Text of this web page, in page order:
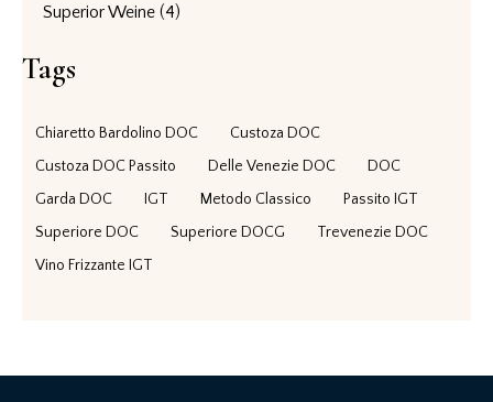
Superior Weine (4)
Tags
Chiaretto Bardolino DOC
Custoza DOC
Custoza DOC Passito
Delle Venezie DOC
DOC
Garda DOC
IGT Metodo Classico
Passito IGT
Superiore DOC
Superiore DOCG
Trevenezie DOC
Vino Frizzante IGT